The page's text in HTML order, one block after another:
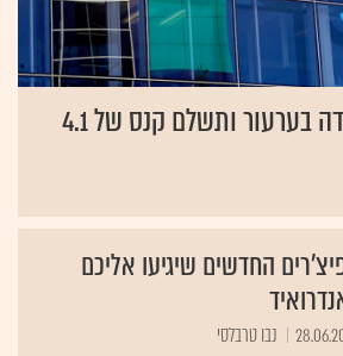
מכה לגוגל: הפסידה בערעור ותשלם קנס של 4.1
החדשים שיגיעו אליכם
נבו טרבלסי